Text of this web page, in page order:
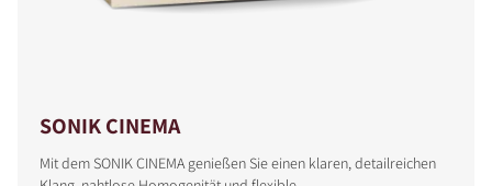
SONIK CINEMA
Mit dem SONIK CINEMA genießen Sie einen klaren, detailreichen